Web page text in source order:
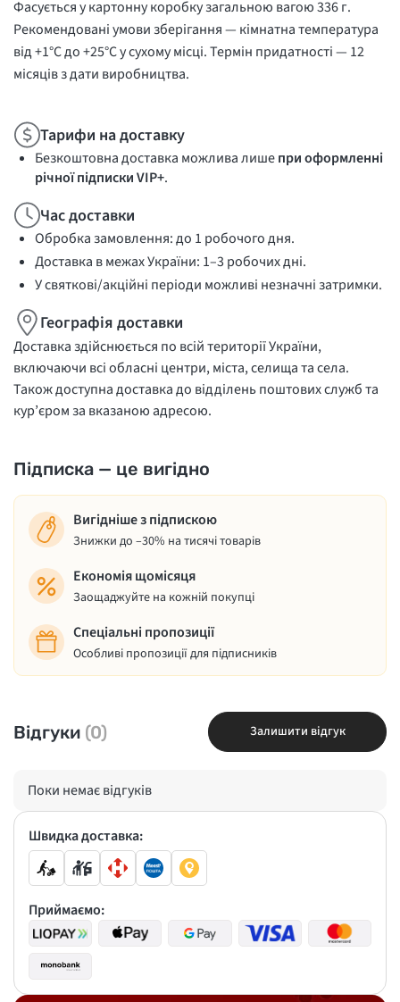
Фасується у картонну коробку загальною вагою 336 г.
Рекомендовані умови зберігання — кімнатна температура
від +1°C до +25°C у сухому місці. Термін придатності — 12
місяців з дати виробництва.
Тарифи на доставку
Безкоштовна доставка можлива лишепри оформленні
річної підписки VIP+.
Час доставки
Обробка замовлення: до 1 робочого дня.
Доставка в межах України: 1–3 робочих дні.
У святкові/акційні періоди можливі незначні затримки.
Географія доставки
Доставка здійснюється по всій території України,
включаючи всі обласні центри, міста, селища та села.
Також доступна доставка до відділень поштових служб та
кур’єром за вказаною адресою.
Підписка — це вигідно
Вигідніше з підпискою
Знижки до –30% на тисячі товарів
Економія щомісяця
Заощаджуйте на кожній покупці
Спеціальні пропозиції
Особливі пропозиції для підписників
Відгуки (0) Залишити відгук
Поки немає відгуків
Швидка доставка:
Приймаємо: